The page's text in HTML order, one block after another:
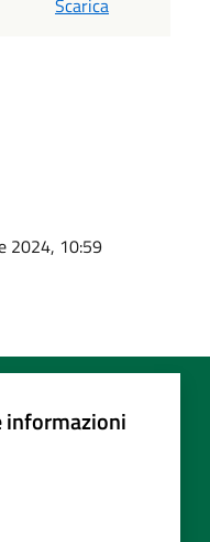
2024, 10:59
informazioni